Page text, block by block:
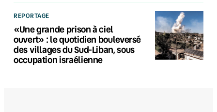
REPORTAGE
«Une grande prison à ciel
ouvert» : le quotidien bouleversé
des villages du Sud-Liban, sous
occupation israélienne